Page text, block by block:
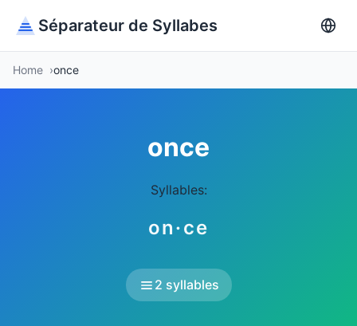
Séparateur de Syllabes
Home once
once
Syllables:
on·ce
2 syllables